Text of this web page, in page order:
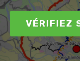
VÉRIFIEZ